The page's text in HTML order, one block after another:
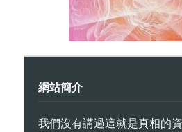
網站簡介
我們沒有講過這就是真相的